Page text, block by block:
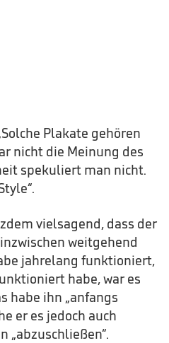
Plakate gehören
nicht die Meinung des
spekuliert man nicht.
vielsagend, dass der
weitgehend
jahrelang funktioniert,
habe, war es
habe ihn „anfangs
er es jedoch auch
„abzuschließen“.